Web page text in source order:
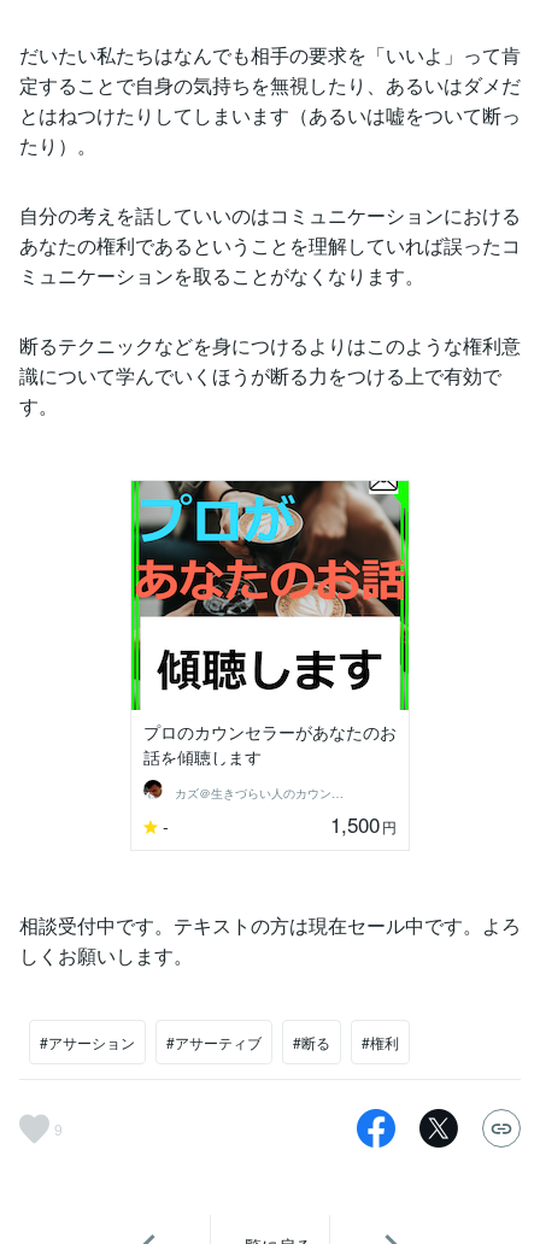
だいたい私たちはなんでも相手の要求を「いいよ」って肯
定することで自身の気持ちを無視したり、あるいはダメだ
とはねつけたりしてしまいます（あるいは嘘をついて断っ
たり）。
自分の考えを話していいのはコミュニケーションにおける
あなたの権利であるということを理解していれば誤ったコ
ミュニケーションを取ることがなくなります。
断るテクニックなどを身につけるよりはこのような権利意
識について学んでいくほうが断る力をつける上で有効で
す。
プロのカウンセラーがあなたのお
話を傾聴します
カズ＠生きづらい人のカウンセラー
- 1,500円
相談受付中です。テキストの方は現在セール中です。よろ
しくお願いします。
#アサーション #アサーティブ #断る #権利
9